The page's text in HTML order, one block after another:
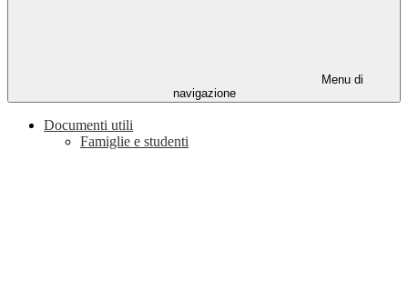
Menu di
navigazione
Documenti utili
Famiglie e studenti